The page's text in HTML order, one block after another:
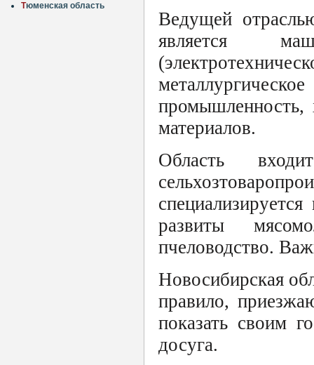
Тюменская область
Ведущей
является
промышленность,
материалов.
Область
развиты
пчеловодство.
Новосибирская
правило,
показать своим
досуга.